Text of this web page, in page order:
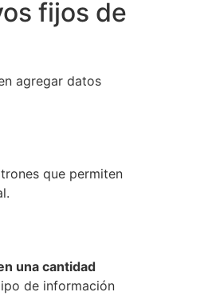
fijos de
agregar datos
que permiten
una cantidad
de información